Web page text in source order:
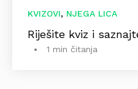
KVIZOVI, NJEGA LICA
Riješite kviz i
1 min čitanja